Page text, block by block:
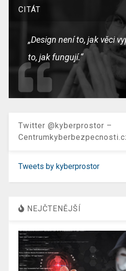
CITÁT
„Design není to, jak věci
to, jak fungují.“
Twitter @kyberprostor –
Tweets by kyberprostor
NEJČTENĚJŠÍ